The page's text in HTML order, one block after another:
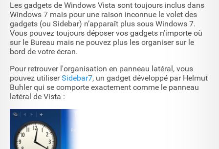
Les gadgets de Windows Vista sont toujours inclus dans
Windows 7 mais pour une raison inconnue le volet des
gadgets (ou Sidebar) n’apparaît plus sous Windows 7.
Vous pouvez toujours déposer vos gadgets n’importe où
sur le Bureau mais ne pouvez plus les organiser sur le
bord de votre écran.
Pour retrouver l'organisation en panneau latéral, vous
pouvez utiliserSidebar7, un gadget développé par Helmut
Buhler qui se comporte exactement comme le panneau
latéral de Vista :